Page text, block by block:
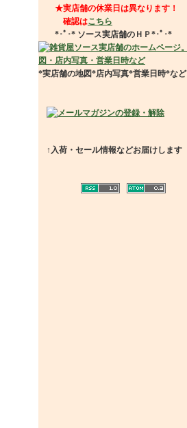
★実店舗の休業日は異なります！
確認はこちら
*･ﾟ･* ソース実店舗のＨＰ*･ﾟ･*
*実店舗の地図*店内写真*営業日時*など
↑入荷・セール情報などお届けします